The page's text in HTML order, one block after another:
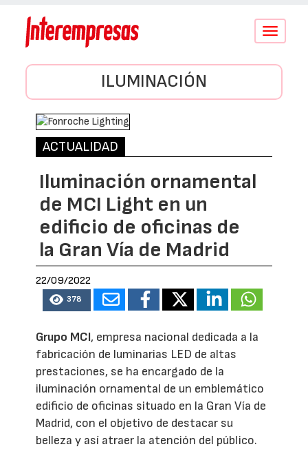
Conmutar
ILUMINACIÓN
ACTUALIDAD
Iluminación ornamental
de MCI Light en un
edificio de oficinas de
la Gran Vía de Madrid
22/09/2022
378
Grupo MCI, empresa nacional dedicada a la
fabricación de luminarias LED de altas
prestaciones, se ha encargado de la
iluminación ornamental de un emblemático
edificio de oficinas situado en la Gran Vía de
Madrid, con el objetivo de destacar su
belleza y así atraer la atención del público.